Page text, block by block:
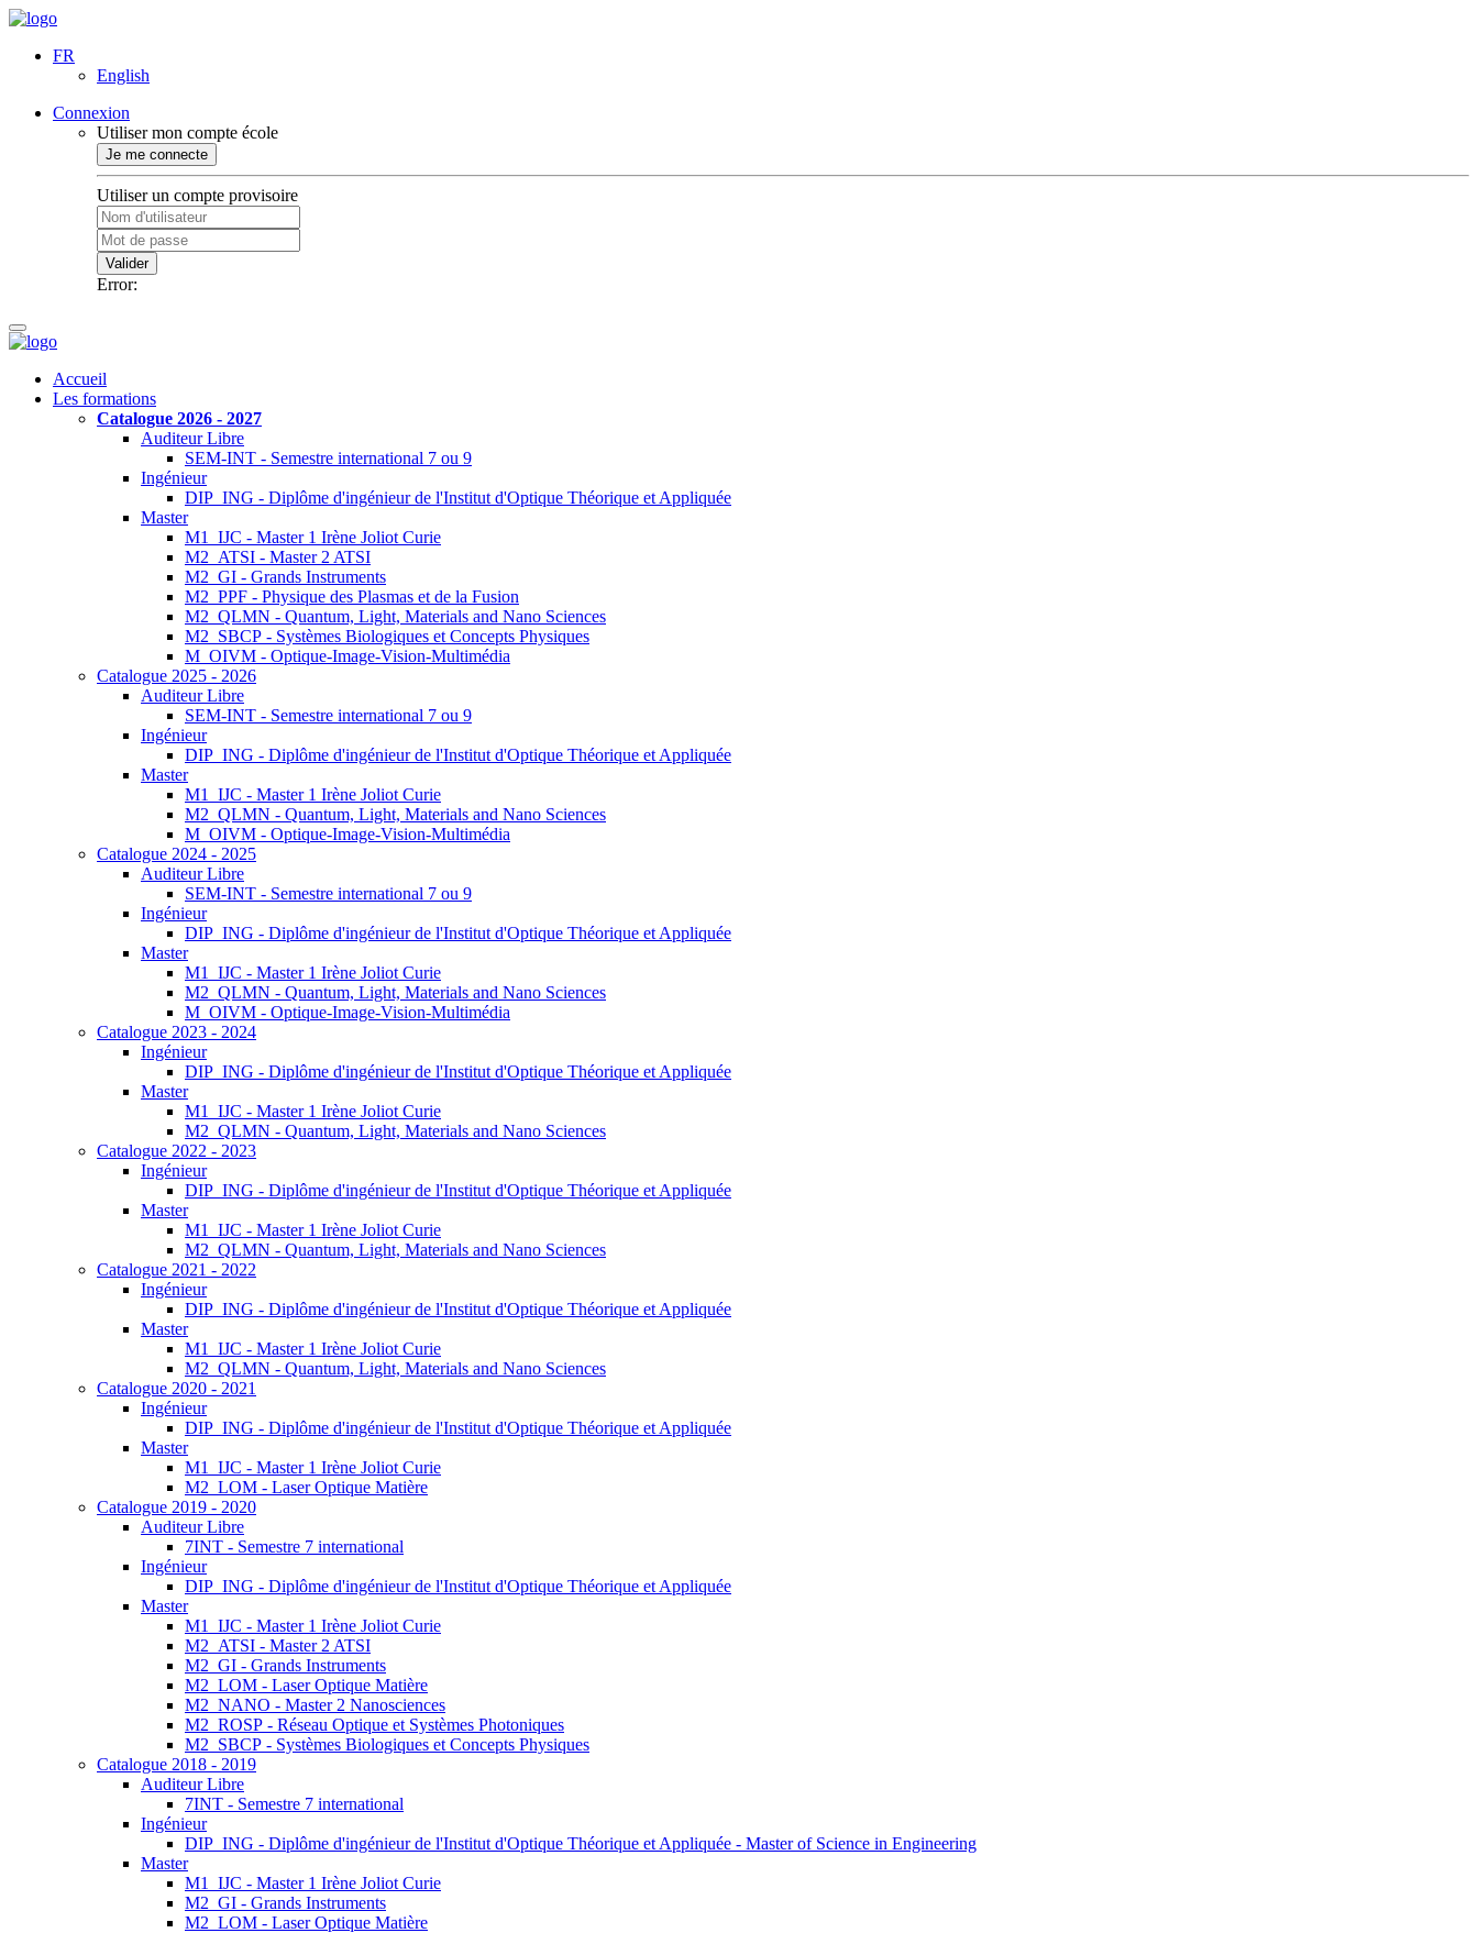
FR
English
Connexion
Utiliser mon compte école
Je me connecte
Utiliser un compte provisoire
Valider
Error:
Accueil
Les formations
Catalogue 2026 - 2027
Auditeur Libre
SEM-INT - Semestre international 7 ou 9
Ingénieur
DIP_ING - Diplôme d'ingénieur de l'Institut d'Optique Théorique et Appliquée
Master
M1_IJC - Master 1 Irène Joliot Curie
M2_ATSI - Master 2 ATSI
M2_GI - Grands Instruments
M2_PPF - Physique des Plasmas et de la Fusion
M2_QLMN - Quantum, Light, Materials and Nano Sciences
M2_SBCP - Systèmes Biologiques et Concepts Physiques
M_OIVM - Optique-Image-Vision-Multimédia
Catalogue 2025 - 2026
Auditeur Libre
SEM-INT - Semestre international 7 ou 9
Ingénieur
DIP_ING - Diplôme d'ingénieur de l'Institut d'Optique Théorique et Appliquée
Master
M1_IJC - Master 1 Irène Joliot Curie
M2_QLMN - Quantum, Light, Materials and Nano Sciences
M_OIVM - Optique-Image-Vision-Multimédia
Catalogue 2024 - 2025
Auditeur Libre
SEM-INT - Semestre international 7 ou 9
Ingénieur
DIP_ING - Diplôme d'ingénieur de l'Institut d'Optique Théorique et Appliquée
Master
M1_IJC - Master 1 Irène Joliot Curie
M2_QLMN - Quantum, Light, Materials and Nano Sciences
M_OIVM - Optique-Image-Vision-Multimédia
Catalogue 2023 - 2024
Ingénieur
DIP_ING - Diplôme d'ingénieur de l'Institut d'Optique Théorique et Appliquée
Master
M1_IJC - Master 1 Irène Joliot Curie
M2_QLMN - Quantum, Light, Materials and Nano Sciences
Catalogue 2022 - 2023
Ingénieur
DIP_ING - Diplôme d'ingénieur de l'Institut d'Optique Théorique et Appliquée
Master
M1_IJC - Master 1 Irène Joliot Curie
M2_QLMN - Quantum, Light, Materials and Nano Sciences
Catalogue 2021 - 2022
Ingénieur
DIP_ING - Diplôme d'ingénieur de l'Institut d'Optique Théorique et Appliquée
Master
M1_IJC - Master 1 Irène Joliot Curie
M2_QLMN - Quantum, Light, Materials and Nano Sciences
Catalogue 2020 - 2021
Ingénieur
DIP_ING - Diplôme d'ingénieur de l'Institut d'Optique Théorique et Appliquée
Master
M1_IJC - Master 1 Irène Joliot Curie
M2_LOM - Laser Optique Matière
Catalogue 2019 - 2020
Auditeur Libre
7INT - Semestre 7 international
Ingénieur
DIP_ING - Diplôme d'ingénieur de l'Institut d'Optique Théorique et Appliquée
Master
M1_IJC - Master 1 Irène Joliot Curie
M2_ATSI - Master 2 ATSI
M2_GI - Grands Instruments
M2_LOM - Laser Optique Matière
M2_NANO - Master 2 Nanosciences
M2_ROSP - Réseau Optique et Systèmes Photoniques
M2_SBCP - Systèmes Biologiques et Concepts Physiques
Catalogue 2018 - 2019
Auditeur Libre
7INT - Semestre 7 international
Ingénieur
DIP_ING - Diplôme d'ingénieur de l'Institut d'Optique Théorique et Appliquée - Master of Science in Engineering
Master
M1_IJC - Master 1 Irène Joliot Curie
M2_GI - Grands Instruments
M2_LOM - Laser Optique Matière